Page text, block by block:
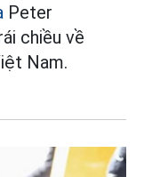
Peter
chiều về
Nam.